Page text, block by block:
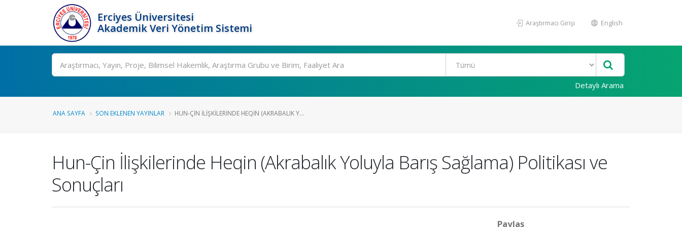
Erciyes Üniversitesi
Akademik Veri Yönetim Sistemi
Araştırmacı Girişi English
Ara
Detaylı Arama
ANA SAYFA SON EKLENEN YAYINLAR HUN-ÇIN İLIŞKILERINDE HEQIN (AKRABALIK Y...
Hun-Çin İlişkilerinde Heqin (Akrabalık Yoluyla Barış Sağlama) Politikası ve
Sonuçları
Paylaş